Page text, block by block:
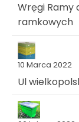
Wręgi Ramy
ramkowych
10 Marca 2022
Ul